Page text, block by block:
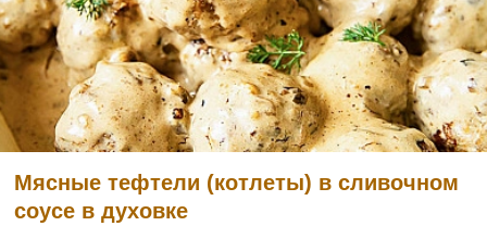
Мясные тефтели (котлеты) в сливочном
соусе в духовке